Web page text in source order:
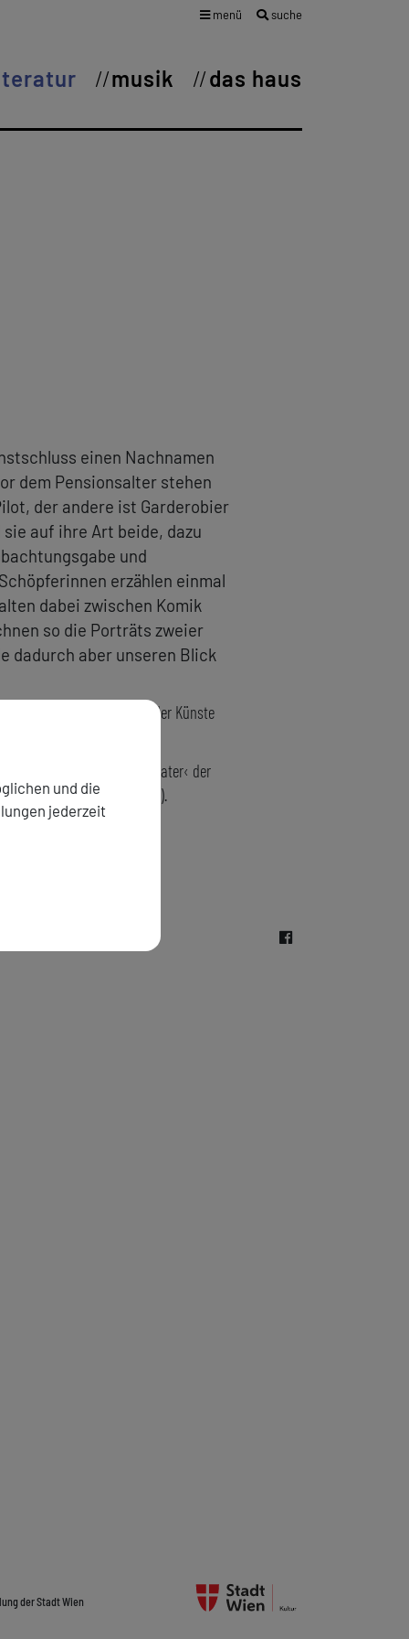
menü suche
musik das haus
einen Nachnamen
dem Pensionsalter stehen
der andere ist Garderobier
auf ihre Art beide, dazu
und
erzählen einmal
dabei zwischen Komik
so die Porträts zweier
dadurch aber unseren Blick
an der Hochschule der Künste
›Studio Literatur und Theater‹ der
Lavinia. Roman (2019).
der Stadt Wien
und die
jederzeit